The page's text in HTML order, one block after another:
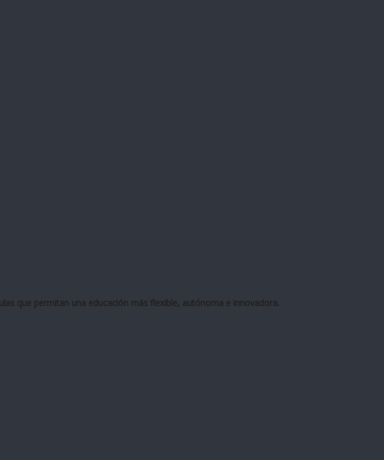
que permitan una educación más flexible, autónoma e innovadora.